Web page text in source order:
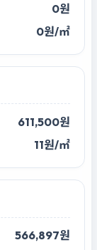
0원
0원/㎡
611,500원
11원/㎡
566,897원